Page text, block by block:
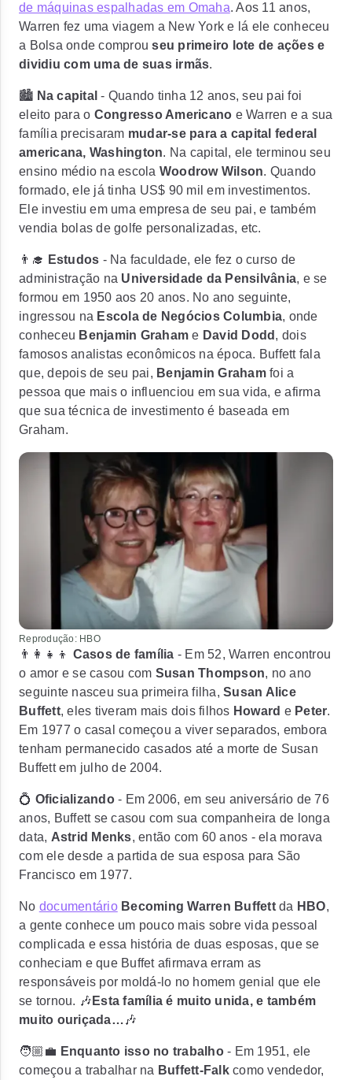
de máquinas espalhadas em Omaha. Aos 11 anos,
Warren fez uma viagem a New York e lá ele conheceu
a Bolsa onde comprouseu primeiro lote de ações e
dividiu com uma de suas irmãs.
🏙️ Na capital - Quando tinha 12 anos, seu pai foi
eleito para o Congresso Americano e Warren e a sua
família precisaram mudar-se para a capital federal
americana, Washington. Na capital, ele terminou seu
ensino médio na escola Woodrow Wilson. Quando
formado, ele já tinha US$ 90 mil em investimentos.
Ele investiu em uma empresa de seu pai, e também
vendia bolas de golfe personalizadas, etc.
👨‍🎓 Estudos - Na faculdade, ele fez o curso de
administração na Universidade da Pensilvânia, e se
formou em 1950 aos 20 anos. No ano seguinte,
ingressou na Escola de Negócios Columbia, onde
conheceu Benjamin Grahame David Dodd , dois
famosos analistas econômicos na época. Buffett fala
que, depois de seu pai, Benjamin Grahamfoi a
pessoa que mais o influenciou em sua vida, eafirma
que sua técnica de investimento é baseada em
Graham.
Reprodução: HBO
👨‍👩‍👧‍👦 Casos de família - Em 52, Warren encontrou
o amor e se casou com Susan Thompson, no ano
seguinte nasceu sua primeira filha, Susan Alice
Buffett, eles tiveram mais dois filhos Howard ePeter.
Em 1977 o casal começou a viver separados, embora
tenham permanecido casados até a morte de Susan
Buffett em julho de 2004.
💍 Oficializando- Em 2006, em seu aniversário de 76
anos, Buffett se casou com sua companheira de longa
data, Astrid Menks, então com 60 anos - ela morava
com ele desde a partida de sua esposa para São
Francisco em 1977.
No documentário Becoming Warren Buffett da HBO,
a gente conhece um pouco mais sobre vida pessoal
complicada e essa história de duas esposas, que se
conheciam e que Buffet afirmava erram as
responsáveis por moldá-lo no homem genial que ele
se tornou. 🎶 Esta família é muito unida, e também
muito ouriçada… 🎶
🧑🏼‍💼 Enquanto isso no trabalho- Em 1951, ele
começou a trabalhar na Buffett-Falkcomo vendedor,